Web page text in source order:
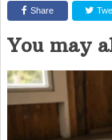
Share
You may